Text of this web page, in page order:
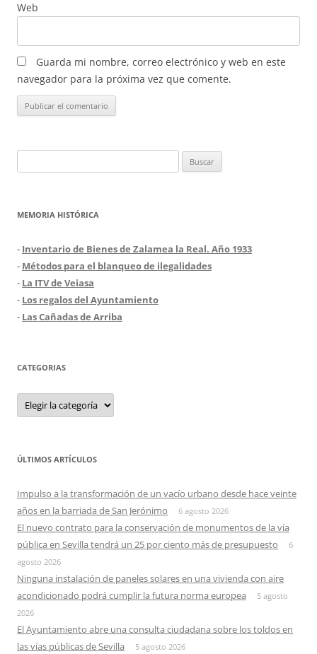
Web
Guarda mi nombre, correo electrónico y web en este
navegador para la próxima vez que comente.
MEMORIA HISTÓRICA
- Inventario de Bienes de Zalamea la Real. Año 1933
- Métodos para el blanqueo de ilegalidades
- La ITV de Veiasa
- Los regalos del Ayuntamiento
- Las Cañadas de Arriba
CATEGORIAS
Categorias
ÚLTIMOS ARTÍCULOS
Impulso a la transformación de un vacío urbano desde hace veinte
años en la barriada de San Jerónimo
6 agosto 2026
El nuevo contrato para la conservación de monumentos de la vía
pública en Sevilla tendrá un 25 por ciento más de presupuesto
6
agosto 2026
Ninguna instalación de paneles solares en una vivienda con aire
acondicionado podrá cumplir la futura norma europea
5 agosto
2026
El Ayuntamiento abre una consulta ciudadana sobre los toldos en
las vías públicas de Sevilla
5 agosto 2026